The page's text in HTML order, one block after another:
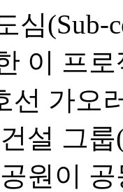
심(Sub-
이 프
선 가오
설 그룹
원이